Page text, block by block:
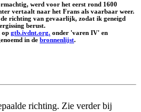
werd voor het eerst rond 1600
vertaalt naar het Frans als vaarbaar weer.
richting van gevaarlijk, zodat ik geneigd
berust.
op gtb.ivdnt.org. onder 'varen IV' en
in de bronnenlijst.
richting. Zie verder bij